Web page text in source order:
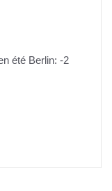
été Berlin: -2